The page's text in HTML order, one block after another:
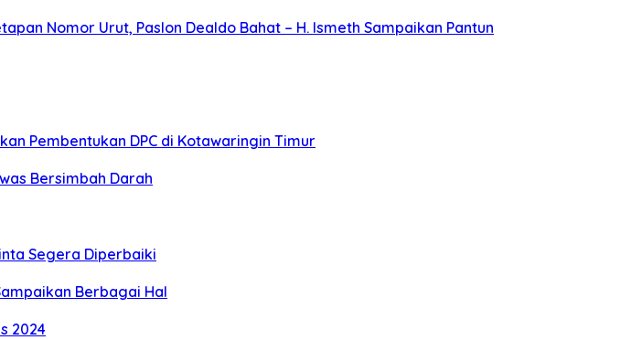
Nomor Urut, Paslon Dealdo Bahat – H. Ismeth Sampaikan Pantun
Pembentukan DPC di Kotawaringin Timur
Bersimbah Darah
Segera Diperbaiki
Berbagai Hal
2024